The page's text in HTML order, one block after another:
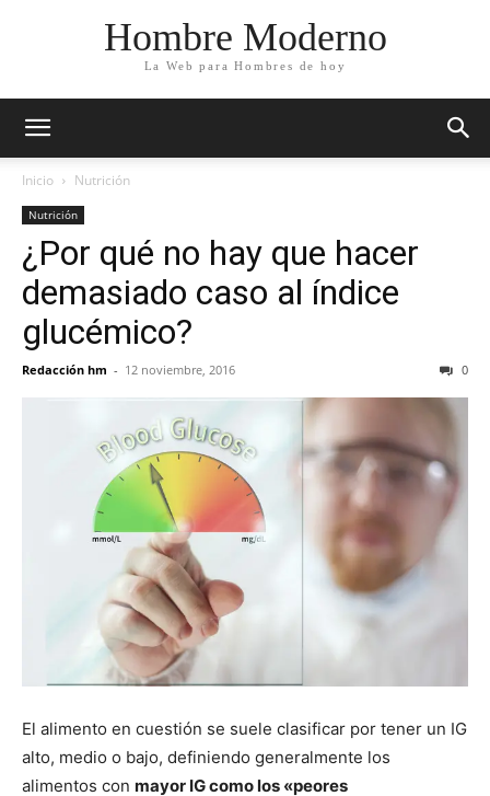
Hombre Moderno
La Web para Hombres de hoy
Inicio Nutrición
Nutrición
¿Por qué no hay que hacer
demasiado caso al índice
glucémico?
Redacción hm - 12 noviembre, 2016 0
El alimento en cuestión se suele clasificar por tener un IG
alto, medio o bajo, definiendo generalmente los
alimentos con mayor IG como los «peores